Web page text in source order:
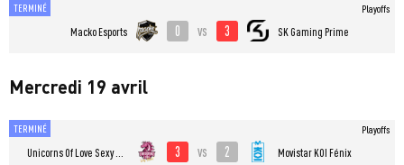
TERMINÉ
Macko Esports 0 vs 3 SK Gaming Prime
Playoffs
Mercredi 19 avril
TERMINÉ
3 vs 2 ⁠Movistar KOI Fénix
Playoffs